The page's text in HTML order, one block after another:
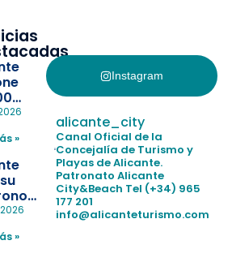
de niños
y
con
de socorrismo
»
el
»
Instagram
alicante_city
Canal Oficial de la
Concejalía de Turismo y
Playas de Alicante.
Patronato Alicante
City&Beach Tel (+34) 965
177 201
info@alicanteturismo.com